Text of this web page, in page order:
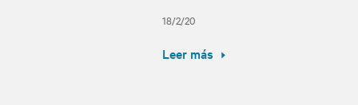
18/2/20
Leer más